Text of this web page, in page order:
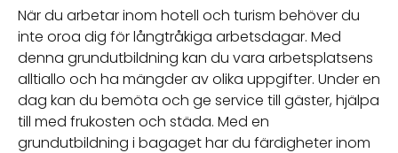
När du arbetar inom hotell och turism behöver du
inte oroa dig för långtråkiga arbetsdagar. Med
denna grundutbildning kan du vara arbetsplatsens
alltiallo och ha mängder av olika uppgifter. Under en
dag kan du bemöta och ge service till gäster, hjälpa
till med frukosten och städa. Med en
grundutbildning i bagaget har du färdigheter inom